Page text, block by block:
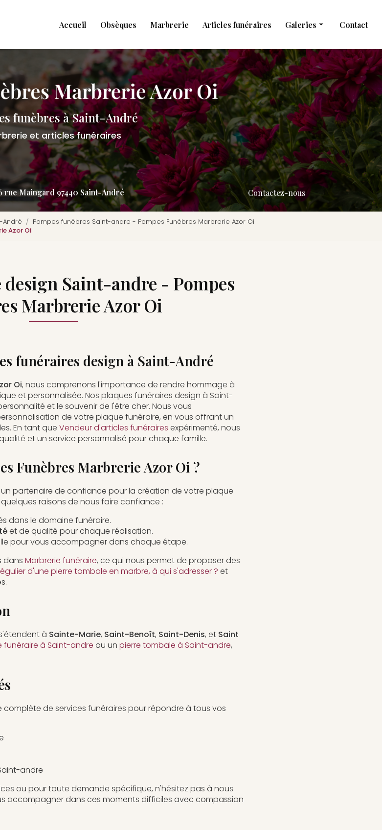
Accueil
Obsèques Marbrerie Articles funéraires Galeries
Obsèques
Marbrerie
Articles funéraires
Contact
funèbres à Saint-André
et articles funéraires
rue Maingard 97440 Saint-André Contactez-nous
André
Pompes funèbres Saint-andre - Pompes Funèbres Marbrerie Azor Oi
Azor Oi
Saint-andre - Pompes
Marbrerie Azor Oi
funéraires design à Saint-André
Oi, nous comprenons l'importance de rendre hommage à
et personnalisée. Nos plaques funéraires design à Saint-
et le souvenir de l'être cher. Nous vous
de votre plaque funéraire, en vous offrant un
En tant que Vendeur d'articles funéraires expérimenté, nous
et un service personnalisé pour chaque famille.
Funèbres Marbrerie Azor Oi ?
partenaire de confiance pour la création de votre plaque
raisons de nous faire confiance :
dans le domaine funéraire.
et de qualité pour chaque réalisation.
pour vous accompagner dans chaque étape.
dans Marbrerie funéraire, ce qui nous permet de proposer des
d'une pierre tombale en marbre, à qui s'adresser ? et
à Sainte-Marie, Saint-Benoît, Saint-Denis, et Saint
funéraire à Saint-andre ou un pierre tombale à Saint-andre,
de services funéraires pour répondre à tous vos
andre
ou pour toute demande spécifique, n'hésitez pas à nous
accompagner dans ces moments difficiles avec compassion